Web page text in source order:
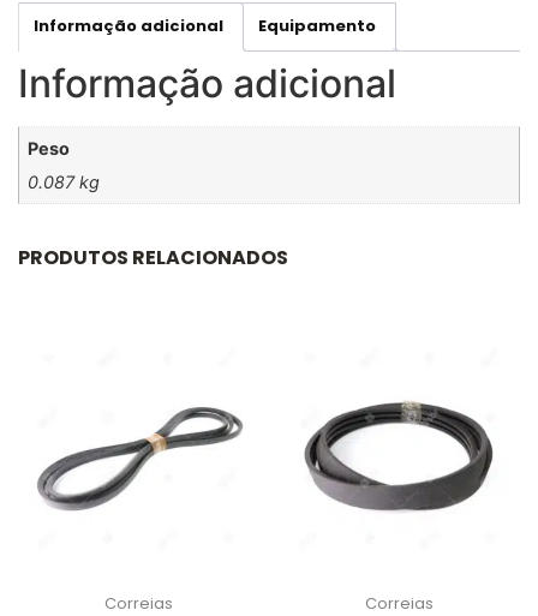
Informação adicional Equipamento
Informação adicional
Peso
0.087 kg
PRODUTOS RELACIONADOS
Correias Correias